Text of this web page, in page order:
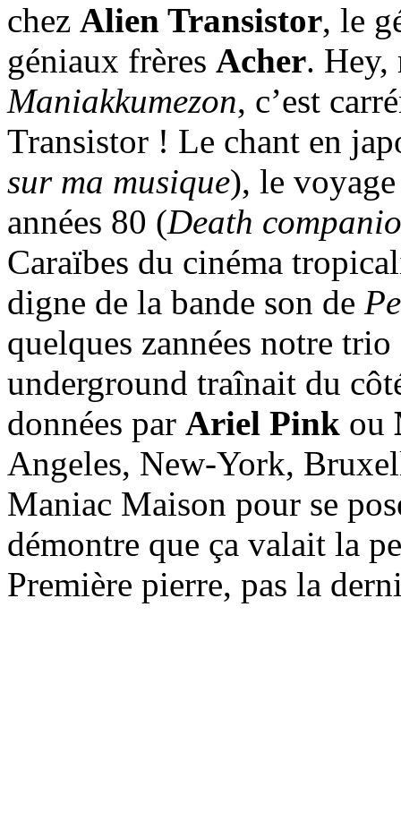
chez Alien Transistor, le
géniaux frères Acher. Hey,
Maniakkumezon, c’est
Transistor ! Le chant en
sur ma musique), le
années 80 (Death
Caraïbes du cinéma
digne de la bande son de
quelques zannées notre
underground traînait du
données par Ariel Pink ou
Angeles, New-York,
Maniac Maison pour se
démontre que ça valait la
Première pierre, pas la